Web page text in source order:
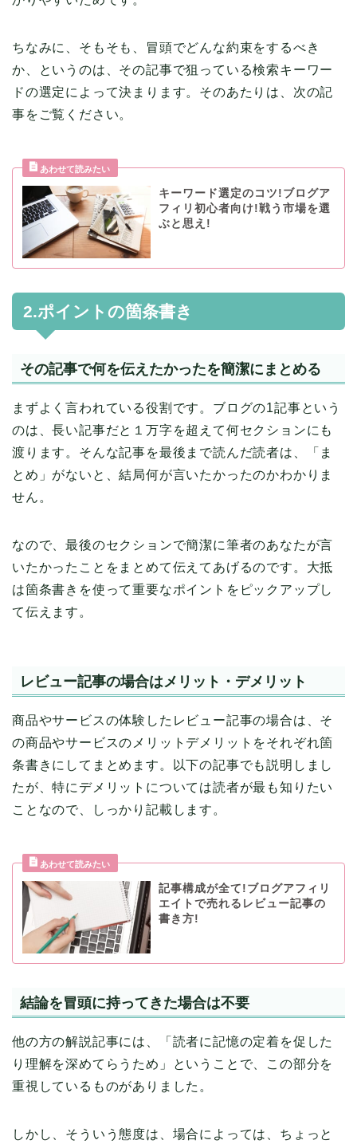
ちなみに、そもそも、冒頭でどんな約束をするべき
か、というのは、その記事で狙っている検索キーワー
ドの選定によって決まります。そのあたりは、次の記
事をご覧ください。
キーワード選定のコツ!ブログア
フィリ初心者向け!戦う市場を選
ぶと思え!
2.ポイントの箇条書き
その記事で何を伝えたかったを簡潔にまとめる
まずよく言われている役割です。ブログの1記事という
のは、長い記事だと１万字を超えて何セクションにも
渡ります。そんな記事を最後まで読んだ読者は、「ま
とめ」がないと、結局何が言いたかったのかわかりま
せん。
なので、最後のセクションで簡潔に筆者のあなたが言
いたかったことをまとめて伝えてあげるのです。大抵
は箇条書きを使って重要なポイントをピックアップし
て伝えます。
レビュー記事の場合はメリット・デメリット
商品やサービスの体験したレビュー記事の場合は、そ
の商品やサービスのメリットデメリットをそれぞれ箇
条書きにしてまとめます。以下の記事でも説明しまし
たが、特にデメリットについては読者が最も知りたい
ことなので、しっかり記載します。
記事構成が全て!ブログアフィリ
エイトで売れるレビュー記事の
書き方!
結論を冒頭に持ってきた場合は不要
他の方の解説記事には、「読者に記憶の定着を促した
り理解を深めてらうため」ということで、この部分を
重視しているものがありました。
しかし、そういう態度は、場合によっては、ちょっと